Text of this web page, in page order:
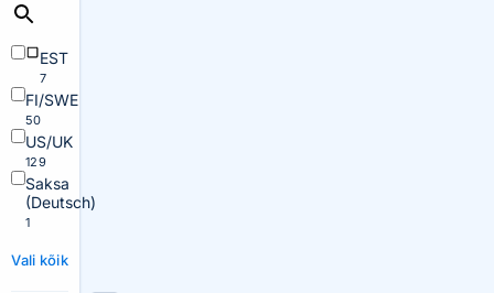
EST
7
FI/SWE
50
US/UK
129
Saksa
(Deutsch)
1
Vali kõik